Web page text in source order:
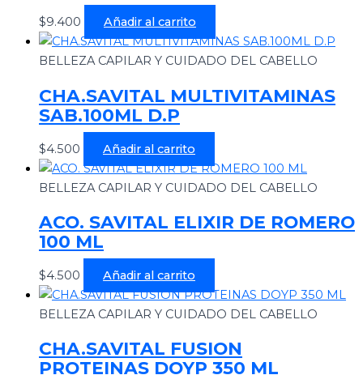
$9.400 Añadir al carrito
BELLEZA CAPILAR Y CUIDADO DEL CABELLO
CHA.SAVITAL MULTIVITAMINAS
SAB.100ML D.P
$4.500 Añadir al carrito
BELLEZA CAPILAR Y CUIDADO DEL CABELLO
ACO. SAVITAL ELIXIR DE ROMERO
100 ML
$4.500 Añadir al carrito
BELLEZA CAPILAR Y CUIDADO DEL CABELLO
CHA.SAVITAL FUSION
PROTEINAS DOYP 350 ML